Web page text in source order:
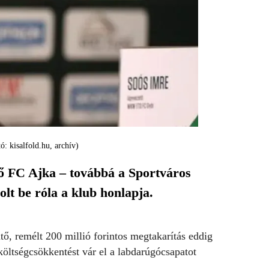
kisalfold.hu, archív)
Ajka – továbbá a Sportváros
be róla a klub honlapja.
remélt 200 millió forintos megtakarítás eddig
vár el a labdarúgócsapatot